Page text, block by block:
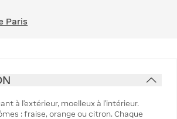
Paris
à l’extérieur, moelleux à l'intérieur.
: fraise, orange ou citron. Chaque